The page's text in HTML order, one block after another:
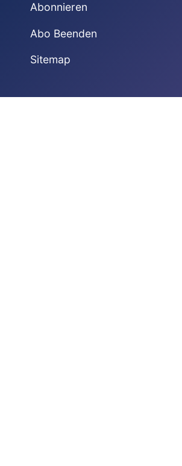
Abonnieren
Abo Beenden
Sitemap